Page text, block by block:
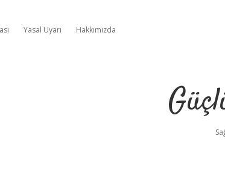
Yasal Uyarı Hakkımızda